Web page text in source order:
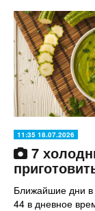
11:35 18.07.2026
7
Ближайшие дни в
44 в дневное